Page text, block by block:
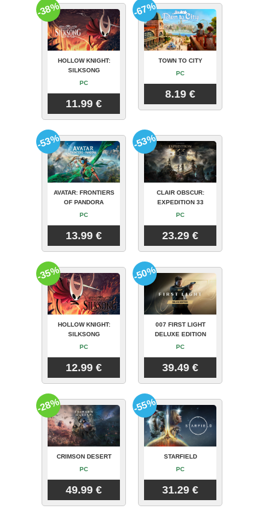
HOLLOW KNIGHT:
SILKSONG
PC
11.99 €
-38%
TOWN TO CITY
PC
8.19 €
-67%
AVATAR: FRONTIERS
OF PANDORA
PC
13.99 €
-53%
CLAIR OBSCUR:
EXPEDITION 33
PC
23.29 €
-53%
HOLLOW KNIGHT:
SILKSONG
PC
12.99 €
-35%
007 FIRST LIGHT
DELUXE EDITION
PC
39.49 €
-50%
CRIMSON DESERT
PC
49.99 €
-28%
STARFIELD
PC
31.29 €
-55%